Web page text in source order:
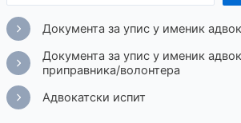
Документа за упис у именик
Документа за упис у именик
приправника/волонтера
Адвокатски испит